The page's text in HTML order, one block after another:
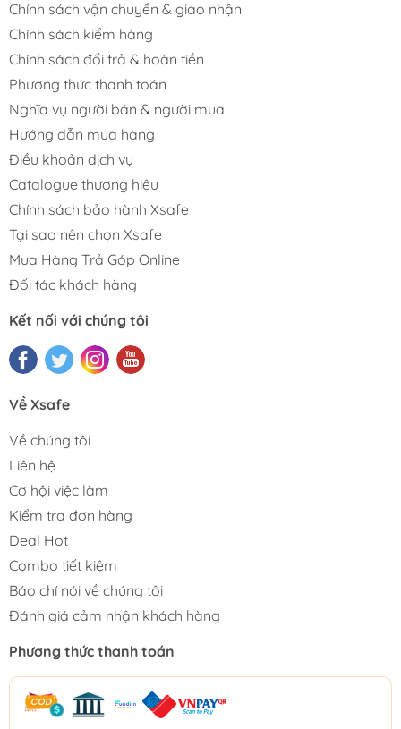
Chính sách vận chuyển & giao nhận
Chính sách kiểm hàng
Chính sách đổi trả & hoàn tiền
Phương thức thanh toán
Nghĩa vụ người bán & người mua
Hướng dẫn mua hàng
Điều khoản dịch vụ
Catalogue thương hiệu
Chính sách bảo hành Xsafe
Tại sao nên chọn Xsafe
Mua Hàng Trả Góp Online
Đối tác khách hàng
Kết nối với chúng tôi
Về Xsafe
Về chúng tôi
Liên hệ
Cơ hội việc làm
Kiểm tra đơn hàng
Deal Hot
Combo tiết kiệm
Báo chí nói về chúng tôi
Đánh giá cảm nhận khách hàng
Phương thức thanh toán